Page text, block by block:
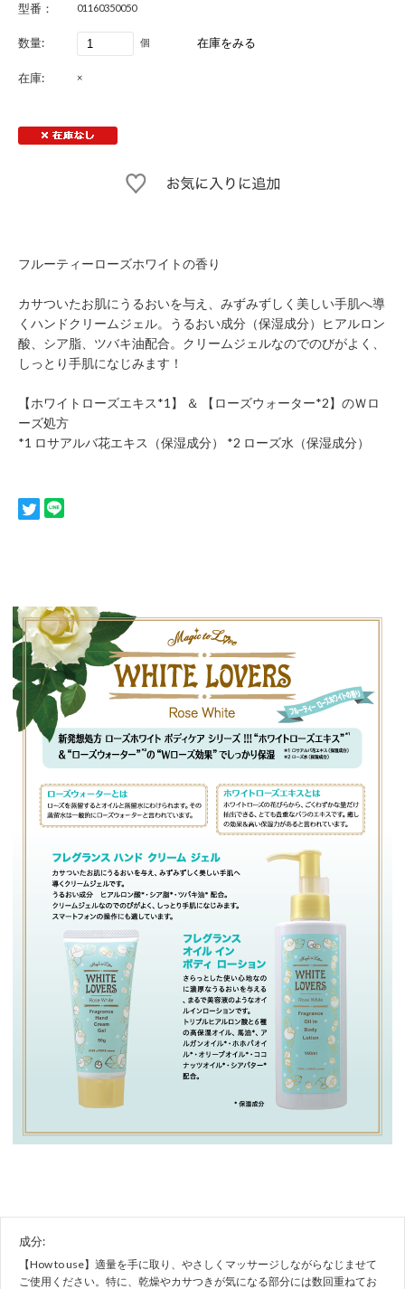
型番： 01160350050
数量: 個
在庫: ×
フルーティーローズホワイトの香り
カサついたお肌にうるおいを与え、みずみずしく美しい手肌へ導
くハンドクリームジェル。うるおい成分（保湿成分）ヒアルロン
酸、シア脂、ツバキ油配合。クリームジェルなのでのびがよく、
しっとり手肌になじみます！
【ホワイトローズエキス*1】 ＆ 【ローズウォーター*2】のＷロ
ーズ処方
*1 ロサアルバ花エキス（保湿成分） *2 ローズ水（保湿成分）
成分:
【How to use】適量を手に取り、やさしくマッサージしながらなじませて
ご使用ください。特に、乾燥やカサつきが気になる部分には数回重ねてお